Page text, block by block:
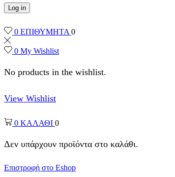
Log in
0 ΕΠΙΘΥΜΗΤΑ 0
0 My Wishlist
No products in the wishlist.
View Wishlist
0 ΚΑΛΑΘΙ 0
Δεν υπάρχουν προϊόντα στο καλάθι.
Επιστροφή στο Eshop